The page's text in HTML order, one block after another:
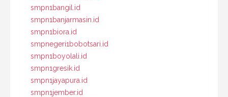
smpn1bangil.id
smpn1banjarmasin.id
smpn1biora.id
smpnegeri1bobotsari.id
smpn1boyolali.id
smpn1gresik.id
smpn1jayapura.id
smpn1jember.id